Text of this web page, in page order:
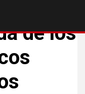
de los